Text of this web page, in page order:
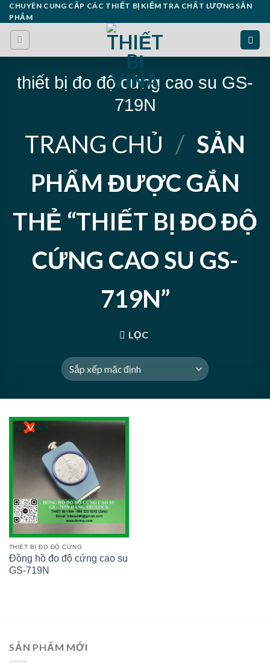
Skip
to
content
CHUYÊN CUNG CẤP CÁC THIẾT BỊ KIỂM TRA CHẤT LƯỢNG SẢN
PHẨM
thiết bị đo độ cứng cao su GS-
719N
TRANG CHỦ / SẢN
PHẨM ĐƯỢC GẮN
THẺ “THIẾT BỊ ĐO ĐỘ
CỨNG CAO SU GS-
719N”
LỌC
THIẾT BỊ ĐO ĐỘ CỨNG
Đồng hồ đo độ cứng cao su
GS-719N
SẢN PHẨM MỚI